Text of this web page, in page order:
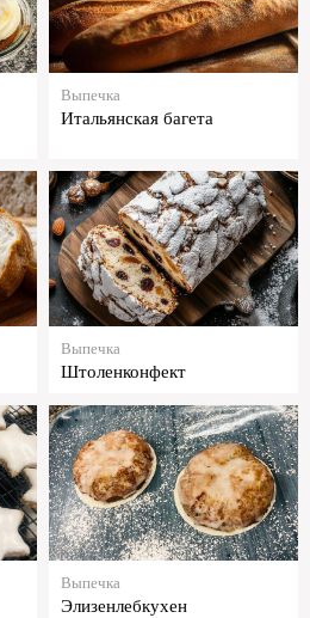
Выпечка
Итальянская багета
Выпечка
Штоленконфект
Выпечка
Элизенлебкухен